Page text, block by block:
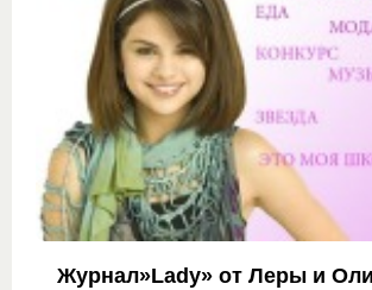
Журнал»Lady» от Леры и